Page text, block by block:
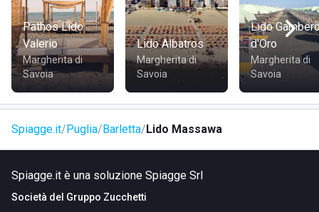
Pathos Lido
Valerio
Margherita di
Savoia
Lido Albatros
Margherita di
Savoia
Lido
d'Oro
Margherita di
Savoia
Spiagge.it Puglia Barletta Lido Massawa
Spiagge.it è una soluzione Spiagge Srl
Società del Gruppo Zucchetti